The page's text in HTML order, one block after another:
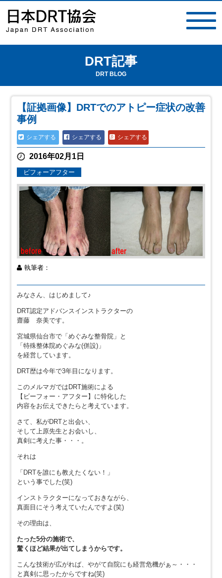
DRT記事
DRT BLOG
【証拠画像】DRTでのアトピー症状の改善
事例
シェアする シェアする シェアする
2016年02月1日
ビフォーアフター
執筆者：
みなさん、はじめまして♪
DRT認定アドバンスインストラクターの
齋藤 奈美です。
宮城県仙台市で「めぐみな整骨院」と
「特殊整体院めぐみな(併設)」
を経営しています。
DRT歴は今年で3年目になります。
このメルマガではDRT施術による
【ビーフォー・アフター】に特化した
内容をお伝えできたらと考えています。
さて、私がDRTと出会い、
そして上原先生とお会いし、
真剣に考えた事・・・。
それは
「DRTを誰にも教えたくない！」
という事でした(笑)
インストラクターになっておきながら、
真面目にそう考えていたんですよ(笑)
その理由は、
たった5分の施術で、
驚くほど結果が出てしまうからです。
こんな技術が広がれば、やがて自院にも経営危機がぁ～・・・
と真剣に思ったからですね(笑)